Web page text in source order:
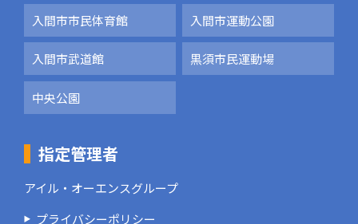
入間市市民体育館 入間市運動公園
入間市武道館 黒須市民運動場
中央公園
指定管理者
アイル・オーエンスグループ
プライバシーポリシー